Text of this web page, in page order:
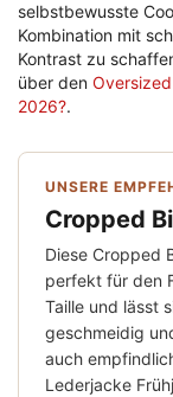
selbstbewusste
Kombination mit
Kontrast zu
über den
2026?.
UNSERE
Cropped
Diese Cropped
perfekt für den
Taille und lässt
geschmeidig
auch
Lederjacke